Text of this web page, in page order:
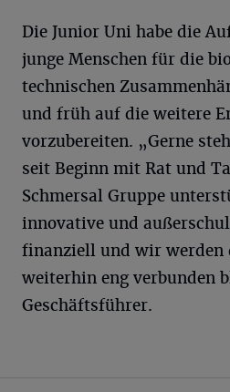
Die Junior Uni habe die
junge Menschen für die
technischen
und früh auf die weitere
vorzubereiten. „Gerne
seit Beginn mit Rat und
Schmersal Gruppe
innovative und
finanziell und wir werden
weiterhin eng verbunden
Geschäftsführer.